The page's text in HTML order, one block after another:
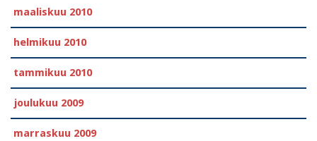
maaliskuu 2010
helmikuu 2010
tammikuu 2010
joulukuu 2009
marraskuu 2009